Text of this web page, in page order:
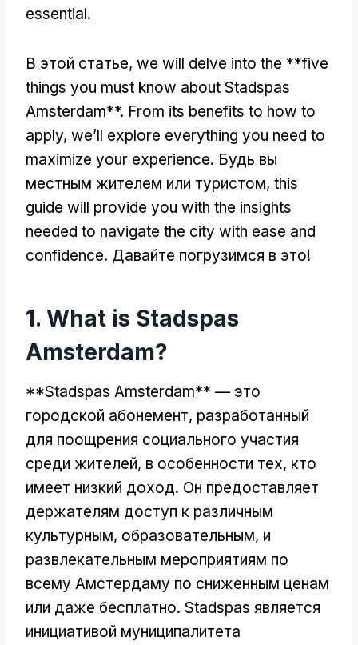
essential.
В этой статье, we will delve into the **five
things you must know about Stadspas
Amsterdam**. From its benefits to how to
apply, we’ll explore everything you need to
maximize your experience. Будь вы
местным жителем или туристом, this
guide will provide you with the insights
needed to navigate the city with ease and
confidence. Давайте погрузимся в это!
1. What is Stadspas
Amsterdam?
**Stadspas Amsterdam** — это
городской абонемент, разработанный
для поощрения социального участия
среди жителей, в особенности тех, кто
имеет низкий доход. Он предоставляет
держателям доступ к различным
культурным, образовательным, и
развлекательным мероприятиям по
всему Амстердаму по сниженным ценам
или даже бесплатно. Stadspas является
инициативой муниципалитета